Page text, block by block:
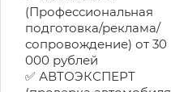
(Профессиональная
подготовка/реклама/
сопровождение) от 30
000 рублей
✅ АВТОЭКСПЕРТ